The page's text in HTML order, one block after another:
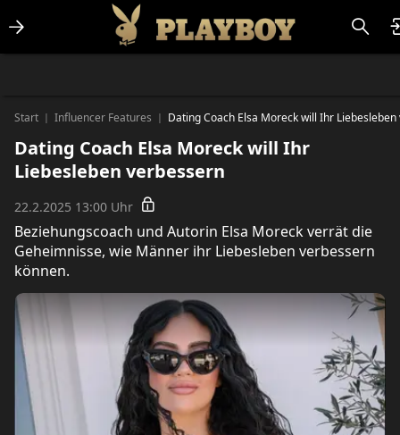
Start | Influencer Features | Dating Coach Elsa Moreck will Ihr
Dating Coach Elsa Moreck will Ihr
Liebesleben verbessern
22.2.2025 13:00 Uhr
Beziehungscoach und Autorin Elsa Moreck verrät die
Geheimnisse, wie Männer ihr Liebesleben verbessern
können.